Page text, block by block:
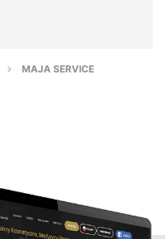
MAJA SERVICE